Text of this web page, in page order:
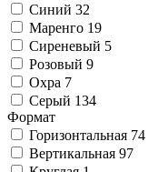
Синий 32
Маренго 19
Сиреневый 5
Розовый 9
Охра 7
Серый 134
Формат
Горизонтальная 74
Вертикальная 97